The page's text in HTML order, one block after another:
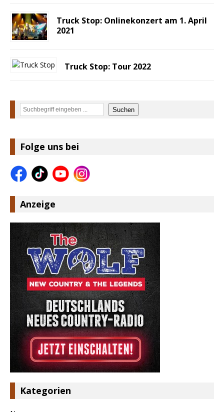
Truck Stop: Onlinekonzert am 1. April
2021
Truck Stop: Tour 2022
Suchen Suchen
Folge uns bei
Anzeige
Kategorien